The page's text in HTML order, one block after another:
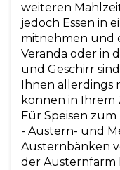
weiteren
jedoch Essen in
mitnehmen und
Veranda oder in
und Geschirr
Ihnen allerdings
können in Ihrem
Für Speisen
- Austern- und
Austernbänken
der Austernfarm